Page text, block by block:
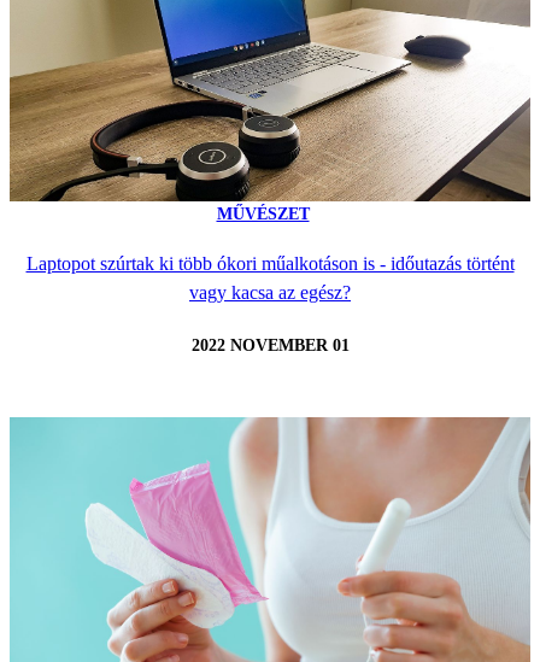
MŰVÉSZET
Laptopot szúrtak ki több ókori műalkotáson is - időutazás történt
vagy kacsa az egész?
2022 NOVEMBER 01